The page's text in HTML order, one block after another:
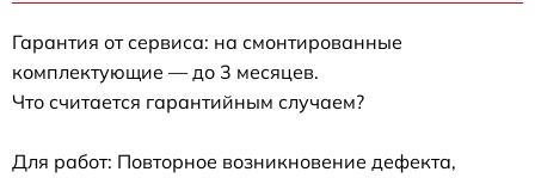
Гарантия от сервиса: на смонтированные
комплектующие — до 3 месяцев.
Что считается гарантийным случаем?
Для работ: Повторное возникновение дефекта,